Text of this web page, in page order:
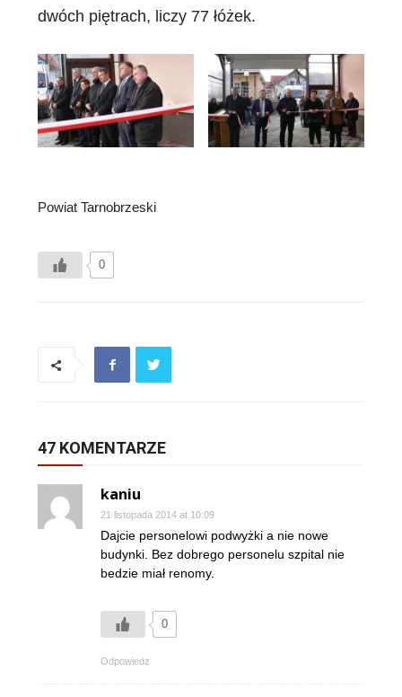
dwóch piętrach, liczy 77 łóżek.
Powiat Tarnobrzeski
0
47 KOMENTARZE
kaniu
21 listopada 2014 at 10:09
Dajcie personelowi podwyżki a nie nowe
budynki. Bez dobrego personelu szpital nie
bedzie miał renomy.
0
Odpowiedz